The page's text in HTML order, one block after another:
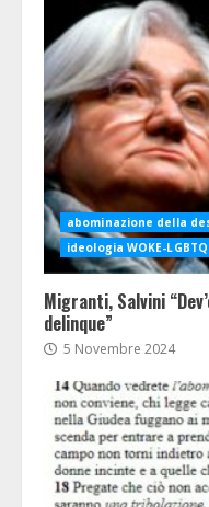
abominazione della
ideologia WOKE-
Migranti, Salvini
delinque”
5 Novembre 2024